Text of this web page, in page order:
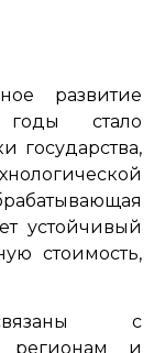
развитие
годы стало
государства,
устойчивый
стоимость,
с
регионам и